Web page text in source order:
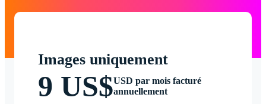
Images uniquement
9 US$USD par mois facturé
annuellement